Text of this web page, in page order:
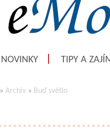
NOVINKY TIPY A
» Archiv » Buď světlo